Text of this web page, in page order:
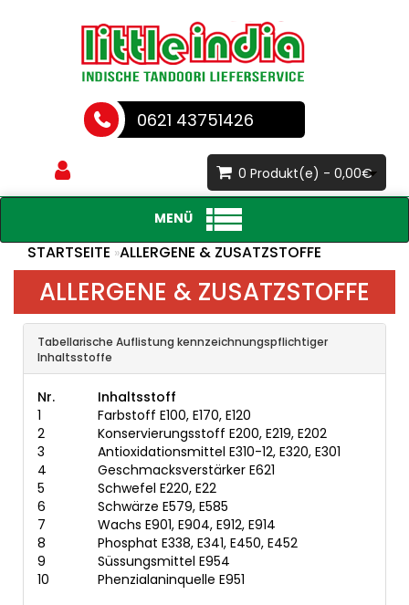
0621 43751426
0 Produkt(e) - 0,00€
MENÜ
STARTSEITE »ALLERGENE & ZUSATZSTOFFE
ALLERGENE & ZUSATZSTOFFE
Tabellarische Auflistung kennzeichnungspflichtiger
Inhaltsstoffe
Nr.
Inhaltsstoff
1
Farbstoff E100, E170, E120
2
Konservierungsstoff E200, E219, E202
3
Antioxidationsmittel E310-12, E320, E301
4
Geschmacksverstärker E621
5
Schwefel E220, E22
6
Schwärze E579, E585
7
Wachs E901, E904, E912, E914
8
Phosphat E338, E341, E450, E452
9
Süssungsmittel E954
10
Phenzialaninquelle E951